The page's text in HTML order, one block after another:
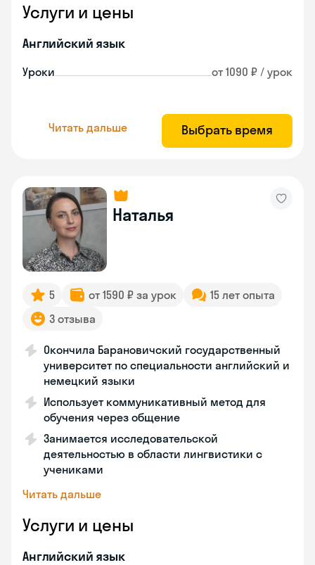
Услуги и цены
Английский язык
Уроки от 1090 ₽ / урок
Читать дальше Выбрать время
Наталья
5 от 1590 ₽ за урок
15 лет опыта
3 отзыва
Окончила Барановичский государственный
университет по специальности английский и
немецкий языки
Использует коммуникативный метод для
обучения через общение
Занимается исследовательской
деятельностью в области лингвистики с
учениками
Читать дальше
Услуги и цены
Английский язык